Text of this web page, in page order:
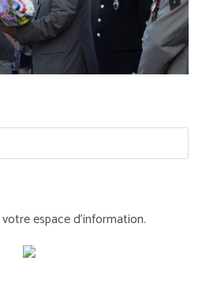
espace d'information.